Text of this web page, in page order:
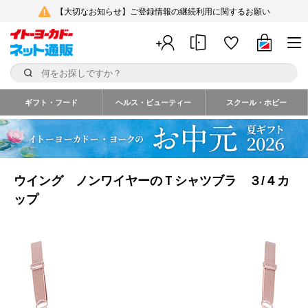
【大切なお知らせ】ご登録情報の継続利用に関するお願い
ギフト・フード ヘルス・ビューティー スクール・ホビー
ウイング ノンワイヤーのＴシャツブラ ３/４カ
ップ